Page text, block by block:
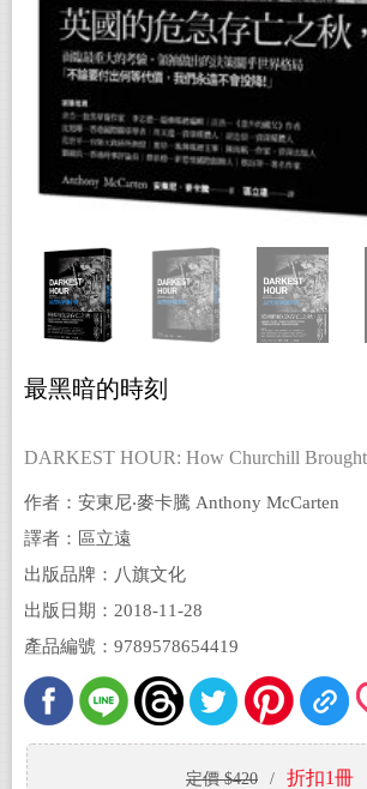
最黑暗的時刻
DARKEST HOUR: How Churchill
作者：安東尼‧麥卡騰 Anthony McCarten
譯者：區立遠
出版品牌：八旗文化
出版日期：2018-11-28
產品編號：9789578654419
定價 $420 / 折扣1冊